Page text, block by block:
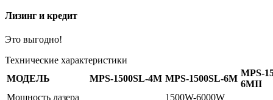
Лизинг и кредит
Это выгодно!
Технические характеристики
МОДЕЛЬ
MPS-1500SL-4M MPS-1500SL-6M
MPS-
6MII
Мощность лазера
1500W-6000W